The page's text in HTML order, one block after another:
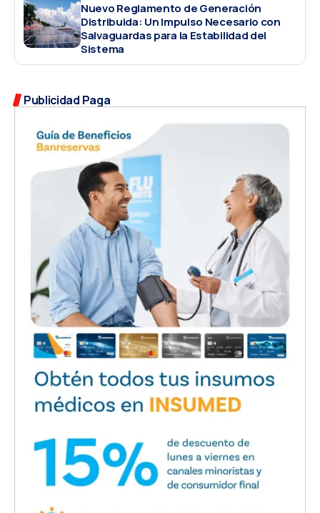
Nuevo Reglamento de Generación
Distribuida: Un Impulso Necesario con
Salvaguardas para la Estabilidad del
Sistema
Publicidad Paga